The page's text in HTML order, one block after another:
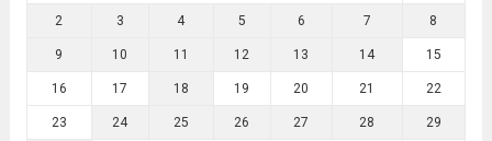
2 3 4 5 6 7 8
9 10 11 12 13 14 15
16 17 18 19 20 21 22
23 24 25 26 27 28 29